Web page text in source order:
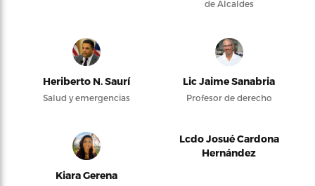
de Alcaldes
Heriberto N. Saurí
Salud y emergencias
Lic Jaime Sanabria
Profesor de derecho
Kiara Gerena
Lcdo Josué Cardona
Hernández